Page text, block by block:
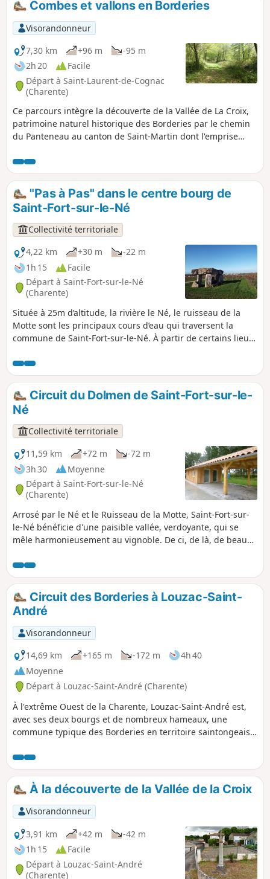
Combes et vallons en Borderies
Visorandonneur
7,30 km
+96 m
-95 m
2h 20
Facile
Départ à Saint-Laurent-de-Cognac
(Charente)
Ce parcours intègre la découverte de la Vallée de La Croix,
patrimoine naturel historique des Borderies par le chemin
du Panteneau au canton de Saint-Martin dont l'emprise
communes de Saint-Laurent-de-Cognac et Louzac-Saint-
André
"Pas à Pas" dans le centre bourg de
Saint-Fort-sur-le-Né
Collectivité territoriale
4,22 km
+30 m
-22 m
1h 15
Facile
Départ à Saint-Fort-sur-le-Né
(Charente)
Située à 25m d’altitude, la rivière le Né, le ruisseau de la
Motte sont les principaux cours d’eau qui traversent la
commune de Saint-Fort-sur-le-Né. À partir de certains lieux,
vignobles, du paysage de la Grande Champagne et des
autres villages aux alentours. Chaque saison permet d’en
découvrir des charmes différents.
Circuit du Dolmen de Saint-Fort-sur-le-
Né
Collectivité territoriale
11,59 km
+72 m
-72 m
3h 30
Moyenne
Départ à Saint-Fort-sur-le-Né
(Charente)
Arrosé par le Né et le Ruisseau de la Motte, Saint-Fort-sur-
le-Né bénéficie d'une paisible vallée, verdoyante, qui se
mêle harmonieusement au vignoble. De ci, de là, de beaux
villages alentours. Et à chaque saison, des charmes
différents...
Circuit des Borderies à Louzac-Saint-
André
Visorandonneur
14,69 km
+165 m -172 m
4h 40
Moyenne
Départ à Louzac-Saint-André (Charente)
À l'extrême Ouest de la Charente, Louzac-Saint-André est,
avec ses deux bourgs et de nombreux hameaux, une
commune typique des Borderies en territoire saintongeais.
boisés et de champs de vignes. De vallons en collines, outre
de belles perspectives sur les églises romanes de Saint-
Martin de Louzac et de Saint-André, le promeneur
découvrira deux paysages naturels remarquables, la Vallée
du Ri Bellot et la Vallée de La Croix.
À la découverte de la Vallée de la Croix
Visorandonneur
3,91 km
+42 m
-42 m
1h 15
Facile
Départ à Louzac-Saint-André
(Charente)